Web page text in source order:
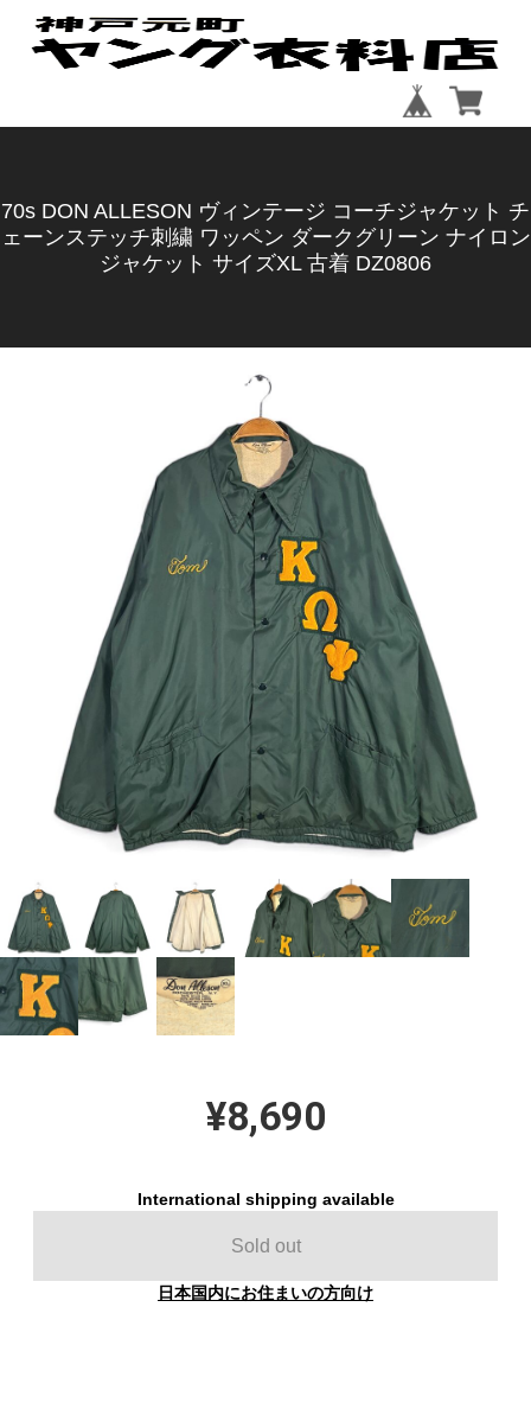
70s DON ALLESON ヴィンテージ コーチジャケット チ
ェーンステッチ刺繍 ワッペン ダークグリーン ナイロン
ジャケット サイズXL 古着 DZ0806
¥8,690
International shipping available
Sold out
日本国内にお住まいの方向け